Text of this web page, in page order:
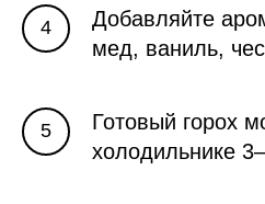
Добавляйте
мед, ваниль,
Готовый горох
холодильнике